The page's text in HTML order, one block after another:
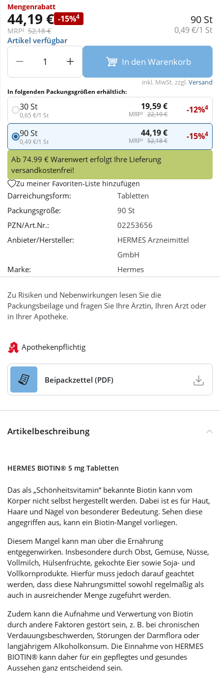
Sanitätshaus
Wellness
Mengenrabatt
44,19 € -15%4
MRP² 52,18 €
90 St
Grundpreis:
0,49 €/1 St
Artikel verfügbar
In den Warenkorb
inkl. MwSt. zzgl.Versand
In folgenden Packungsgrößen erhältlich:
30 St
0,65 €/1 St
19,59 €
MRP² 22,19 € -12%4
90 St
0,49 €/1 St
44,19 €
MRP² 52,18 € -15%4
Ab 74.99 € Warenwert erfolgt Ihre Lieferung
versandkostenfrei!
Zu meiner Favoriten-Liste hinzufügen
Darreichungsform:
Tabletten
Packungsgröße:
90 St
PZN/Art.Nr.:
02253656
Anbieter/Hersteller:
HERMES Arzneimittel
GmbH
Marke:
Hermes
Zu Risiken und Nebenwirkungen lesen Sie die
Packungsbeilage und fragen Sie Ihre Ärztin, Ihren Arzt oder
in Ihrer Apotheke.
Apothekenpflichtig
Beipackzettel (PDF)
Artikelbeschreibung
HERMES BIOTIN® 5 mg Tabletten
Das als „Schönheitsvitamin“ bekannte Biotin kann vom
Körper nicht selbst hergestellt werden. Dabei ist es für Haut,
Haare und Nägel von besonderer Bedeutung. Sehen diese
angegriffen aus, kann ein Biotin-Mangel vorliegen.
Diesem Mangel kann man über die Ernährung
entgegenwirken. Insbesondere durch Obst, Gemüse, Nüsse,
Vollmilch, Hülsenfrüchte, gekochte Eier sowie Soja- und
Vollkornprodukte. Hierfür muss jedoch darauf geachtet
werden, dass diese Nahrungsmittel sowohl regelmäßig als
auch in ausreichender Menge zugeführt werden.
Zudem kann die Aufnahme und Verwertung von Biotin
durch andere Faktoren gestört sein, z. B. bei chronischen
Verdauungsbeschwerden, Störungen der Darmflora oder
langjährigem Alkoholkonsum. Die Einnahme von HERMES
BIOTIN® kann daher für ein gepflegtes und gesundes
Aussehen ganz entscheidend sein.